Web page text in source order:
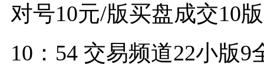
对号10元/版买盘成交10版
10：54 交易频道22小版